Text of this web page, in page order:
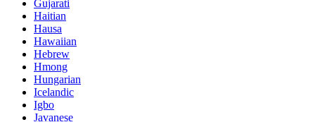
Gujarati
Haitian
Hausa
Hawaiian
Hebrew
Hmong
Hungarian
Icelandic
Igbo
Javanese